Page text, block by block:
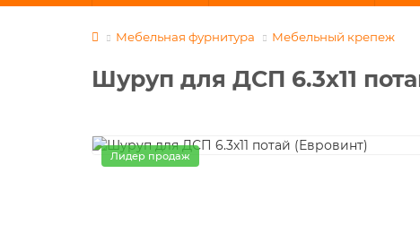
Мебельная фурнитура Мебельный крепеж
Шуруп для ДСП 6.3х11
Лидер продаж